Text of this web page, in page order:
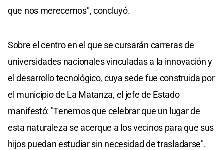
que nos merecemos", concluyó.
Sobre el centro en el que se cursarán carreras de
universidades nacionales vinculadas a la innovación y
el desarrollo tecnológico, cuya sede fue construida por
el municipio de La Matanza, el jefe de Estado
manifestó: "Tenemos que celebrar que un lugar de
esta naturaleza se acerque a los vecinos para que sus
hijos puedan estudiar sin necesidad de trasladarse".